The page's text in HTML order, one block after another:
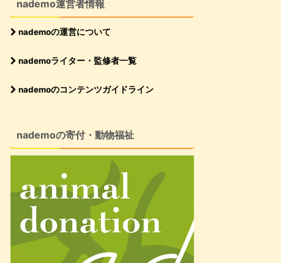
nademo運営者情報
nademoの運営について
nademoライター・監修者一覧
nademoのコンテンツガイドライン
nademoの寄付・動物福祉